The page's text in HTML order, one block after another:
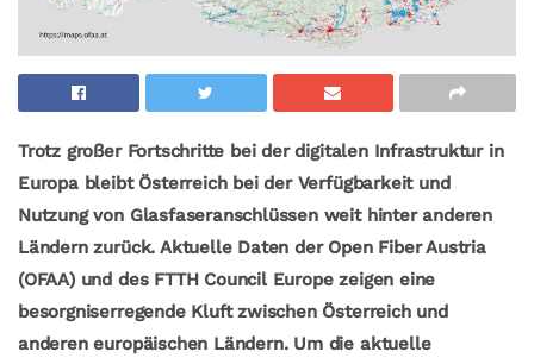
Trotz großer Fortschritte bei der digitalen Infrastruktur in
Europa bleibt Österreich bei der Verfügbarkeit und
Nutzung von Glasfaseranschlüssen weit hinter anderen
Ländern zurück. Aktuelle Daten der Open Fiber Austria
(OFAA) und des FTTH Council Europe zeigen eine
besorgniserregende Kluft zwischen Österreich und
anderen europäischen Ländern. Um die aktuelle